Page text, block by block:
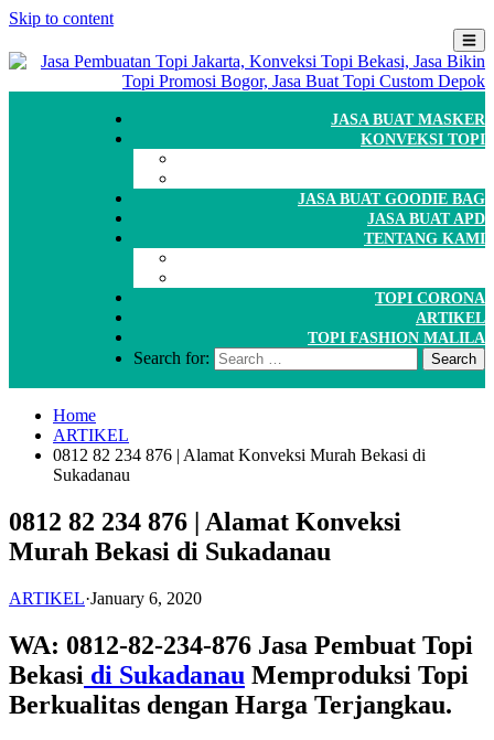
Skip to content
JASA BUAT MASKER
KONVEKSI TOPI
JASA BUAT GOODIE BAG
JASA BUAT APD
TENTANG KAMI
TOPI CORONA
ARTIKEL
TOPI FASHION MALILA
Search for:
Home
ARTIKEL
0812 82 234 876 | Alamat Konveksi Murah Bekasi di
Sukadanau
0812 82 234 876 | Alamat Konveksi
Murah Bekasi di Sukadanau
ARTIKEL·January 6, 2020
WA: 0812-82-234-876 Jasa Pembuat Topi
Bekasi di Sukadanau Memproduksi Topi
Berkualitas dengan Harga Terjangkau.